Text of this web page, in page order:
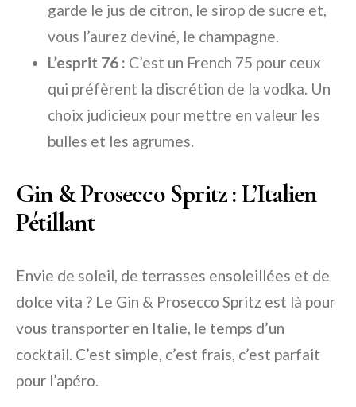
garde le jus de citron, le sirop de sucre et,
vous l’aurez deviné, le champagne.
L’esprit 76 : C’est un French 75 pour ceux
qui préfèrent la discrétion de la vodka. Un
choix judicieux pour mettre en valeur les
bulles et les agrumes.
Gin & Prosecco Spritz : L’Italien
Pétillant
Envie de soleil, de terrasses ensoleillées et de
dolce vita ? Le Gin & Prosecco Spritz est là pour
vous transporter en Italie, le temps d’un
cocktail. C’est simple, c’est frais, c’est parfait
pour l’apéro.